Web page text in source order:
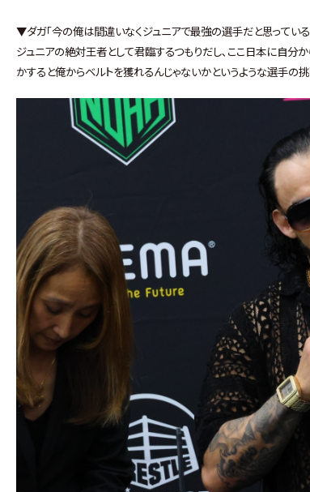
▼ダガ｢今の俺は間違いなくジュニアで最強の選手だと思ってい
ジュニアの絶対王者として君臨するつもりだし､ここ日本に自分
かすると俺からベルトを獲れるんじゃないかというような選手の